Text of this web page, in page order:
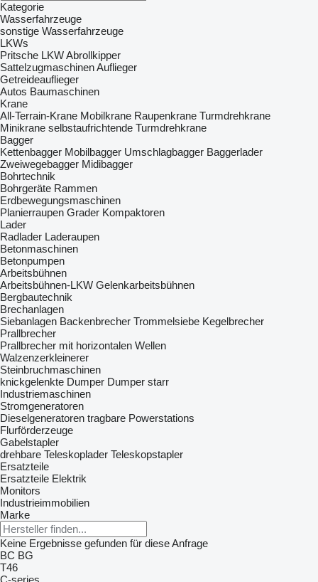
Kategorie
Wasserfahrzeuge
sonstige Wasserfahrzeuge
LKWs
Pritsche LKWAbrollkipper
SattelzugmaschinenAuflieger
Getreideauflieger
Autos Baumaschinen
Krane
All-Terrain-Krane Mobilkrane Raupenkrane Turmdrehkrane
Minikrane selbstaufrichtende Turmdrehkrane
Bagger
Kettenbagger Mobilbagger Umschlagbagger Baggerlader
Zweiwegebagger Midibagger
Bohrtechnik
Bohrgeräte Rammen
Erdbewegungsmaschinen
Planierraupen Grader Kompaktoren
Lader
Radlader Laderaupen
Betonmaschinen
Betonpumpen
Arbeitsbühnen
Arbeitsbühnen-LKW Gelenkarbeitsbühnen
Bergbautechnik
Brechanlagen
Siebanlagen‎ Backenbrecher Trommelsiebe Kegelbrecher
Prallbrecher
Prallbrecher mit horizontalen Wellen
Walzenzerkleinerer
Steinbruchmaschinen
knickgelenkte Dumper Dumper starr
Industriemaschinen
Stromgeneratoren
Dieselgeneratoren tragbare Powerstations
Flurförderzeuge
Gabelstapler
drehbare Teleskoplader Teleskopstapler
Ersatzteile
Ersatzteile Elektrik
Monitors
Industrieimmobilien
Marke
Keine Ergebnisse gefunden für diese Anfrage
BC BG
T46
C-series